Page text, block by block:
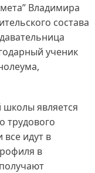
Владимира
состава
ученик
является
трудового
идут в
в